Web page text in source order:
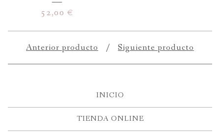
52,00 €
Anterior producto Siguiente producto
INICIO
TIENDA ONLINE